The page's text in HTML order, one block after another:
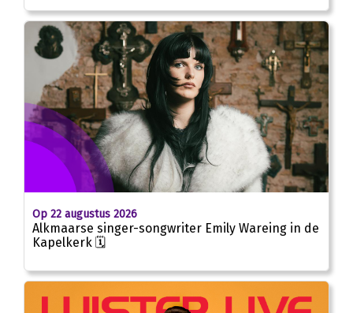
Op 22 augustus 2026
Alkmaarse singer-songwriter Emily Wareing in de
Kapelkerk 🗓